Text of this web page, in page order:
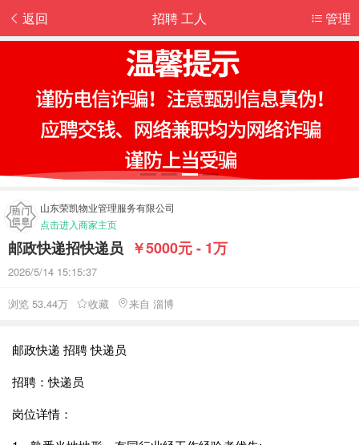
返回 管理
招聘 工人
山东荣凯物业管理服务有限公司
点击进入商家主页
邮政快递招快递员 ￥5000元 - 1万
2026/5/14 15:15:37
浏览 53.44万 收藏 来自 淄博
邮政快递 招聘 快递员
招聘：快递员
岗位详情：